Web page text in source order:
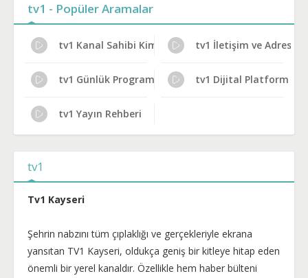
tv1 - Popüler Aramalar
tv1 Kanal Sahibi Kim? tv1 İletişim ve Adres
tv1 Günlük Program Akışı tv1 Dijital Platform
tv1 Yayın Rehberi
tv1
Tv1 Kayseri
Şehrin nabzını tüm çıplaklığı ve gerçekleriyle ekrana
yansıtan TV1 Kayseri, oldukça geniş bir kitleye hitap eden
önemli bir yerel kanaldır. Özellikle hem haber bülteni